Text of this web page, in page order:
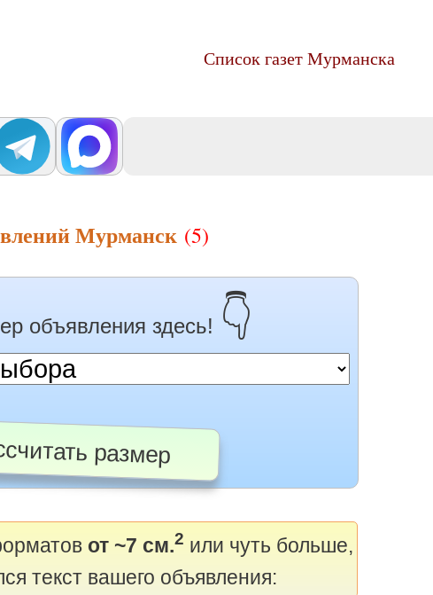
Список газет Мурманска
Мурманск (5)
объявления здесь! 👇
размер
от ~7 см.2 или чуть больше,
текст вашего объявления: